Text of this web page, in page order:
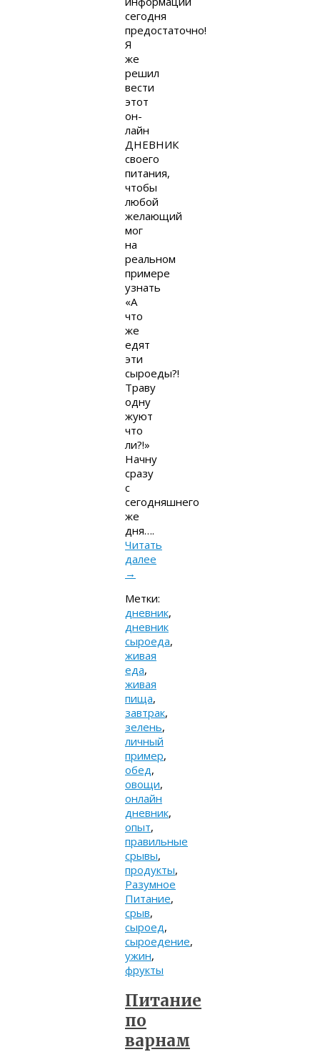
сегодня
предостаточно!
Я
же
решил
вести
этот
он-
лайн
ДНЕВНИК
своего
питания,
чтобы
любой
желающий
мог
на
реальном
примере
узнать
«А
что
же
едят
эти
сыроеды?!
Траву
одну
жуют
что
ли?!»
Начну
сразу
с
сегодняшнего
же
дня….
Читать
далее
→
Метки:
дневник,
дневник
сыроеда,
живая
еда,
живая
пища,
завтрак,
зелень,
личный
пример,
обед,
овощи,
онлайн
дневник,
опыт,
правильные
срывы,
продукты,
Разумное
Питание,
срыв,
сыроед,
сыроедение,
ужин,
фрукты
Питание
по
варнам